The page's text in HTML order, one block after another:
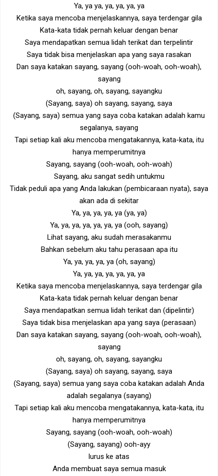
Ya, ya ya, ya, ya, ya, ya
Ketika saya mencoba menjelaskannya, saya terdengar gila
Kata-kata tidak pernah keluar dengan benar
Saya mendapatkan semua lidah terikat dan terpelintir
Saya tidak bisa menjelaskan apa yang saya rasakan
Dan saya katakan sayang, sayang (ooh-woah, ooh-woah),
sayang
oh, sayang, oh, sayang, sayangku
(Sayang, saya) oh sayang, sayang, saya
(Sayang, saya) semua yang saya coba katakan adalah kamu
segalanya, sayang
Tapi setiap kali aku mencoba mengatakannya, kata-kata, itu
hanya memperumitnya
Sayang, sayang (ooh-woah, ooh-woah)
Sayang, aku sangat sedih untukmu
Tidak peduli apa yang Anda lakukan (pembicaraan nyata), saya
akan ada di sekitar
Ya, ya, ya, ya, ya (ya, ya)
Ya, ya, ya, ya, ya, ya, ya (ooh, sayang)
Lihat sayang, aku sudah merasakanmu
Bahkan sebelum aku tahu perasaan apa itu
Ya, ya, ya, ya, ya (oh, sayang)
Ya, ya, ya, ya, ya, ya, ya
Ketika saya mencoba menjelaskannya, saya terdengar gila
Kata-kata tidak pernah keluar dengan benar
Saya mendapatkan semua lidah terikat dan (dipelintir)
Saya tidak bisa menjelaskan apa yang saya (perasaan)
Dan saya katakan sayang, sayang (ooh-woah, ooh-woah),
sayang
oh, sayang, oh, sayang, sayangku
(Sayang, saya) oh sayang, sayang, saya
(Sayang, saya) semua yang saya coba katakan adalah Anda
adalah segalanya (sayang)
Tapi setiap kali aku mencoba mengatakannya, kata-kata, itu
hanya memperumitnya
Sayang, sayang (ooh-woah, ooh-woah)
(Sayang, sayang) ooh-ayy
lurus ke atas
Anda membuat saya semua masuk